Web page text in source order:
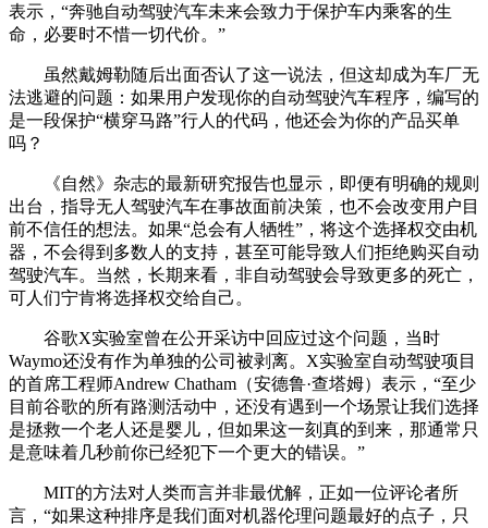
表示，“奔驰自动驾驶汽车未来会致力于保护车内乘客的生
命，必要时不惜一切代价。”
虽然戴姆勒随后出面否认了这一说法，但这却成为车厂无
法逃避的问题：如果用户发现你的自动驾驶汽车程序，编写的
是一段保护“横穿马路”行人的代码，他还会为你的产品买单
吗？
《自然》杂志的最新研究报告也显示，即便有明确的规则
出台，指导无人驾驶汽车在事故面前决策，也不会改变用户目
前不信任的想法。如果“总会有人牺牲”，将这个选择权交由机
器，不会得到多数人的支持，甚至可能导致人们拒绝购买自动
驾驶汽车。当然，长期来看，非自动驾驶会导致更多的死亡，
可人们宁肯将选择权交给自己。
谷歌X实验室曾在公开采访中回应过这个问题，当时
Waymo还没有作为单独的公司被剥离。X实验室自动驾驶项目
的首席工程师Andrew Chatham（安德鲁·查塔姆）表示，“至少
目前谷歌的所有路测活动中，还没有遇到一个场景让我们选择
是拯救一个老人还是婴儿，但如果这一刻真的到来，那通常只
是意味着几秒前你已经犯下一个更大的错误。”
MIT的方法对人类而言并非最优解，正如一位评论者所
言，“如果这种排序是我们面对机器伦理问题最好的点子，只